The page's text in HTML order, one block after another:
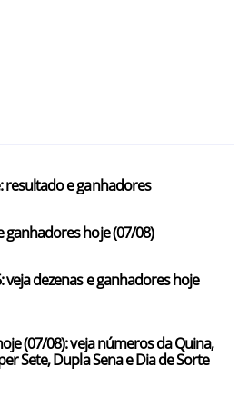
resultado e ganhadores
ganhadores hoje (07/08)
veja dezenas e ganhadores hoje
(07/08): veja números da Quina,
Sete, Dupla Sena e Dia de Sorte